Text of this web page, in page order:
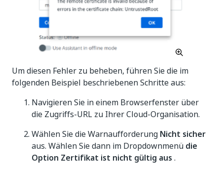
Um diesen Fehler zu beheben, führen Sie die im
folgenden Beispiel beschriebenen Schritte aus:
Navigieren Sie in einem Browserfenster über
die Zugriffs-URL zu Ihrer Cloud-Organisation.
Wählen Sie die Warnaufforderung Nicht sicher
aus. Wählen Sie dann im Dropdownmenü die
Option Zertifikat ist nicht gültig aus .